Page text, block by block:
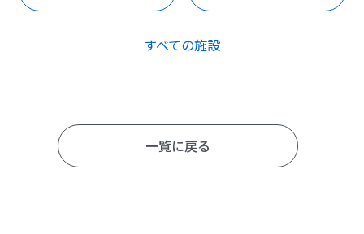
すべての施設
一覧に戻る